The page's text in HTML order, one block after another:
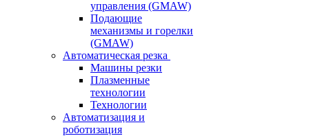
управления (GMAW)
Подающие
механизмы и горелки
(GMAW)
Автоматическая резка
Машины резки
Плазменные
технологии
Технологии
Автоматизация и
роботизация